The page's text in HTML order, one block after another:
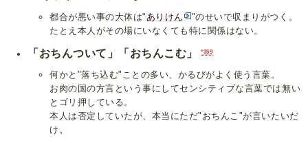
都合が悪い事の大体は"ありけん
"のせいで収まりがつく。
たとえ本人がその場にいなくても特に関係はない。
「おちんついて」「おちんこむ」 *359
何かと"落ち込む"ことの多い、かるびがよく使う言葉。
お肉の国の方言という事にしてセンシティブな言葉では無い
とゴリ押している。
本人は否定していたが、本当にただ"おちんこ"が言いたいだ
け。